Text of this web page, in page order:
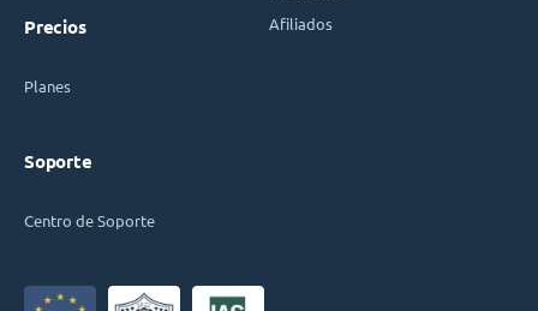
Precios
Planes
Soporte
Centro de Soporte
Afiliados